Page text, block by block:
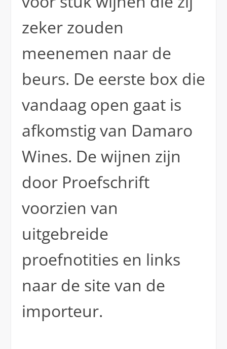
zeker zouden
meenemen naar de
beurs. De eerste box die
vandaag open gaat is
afkomstig van Damaro
Wines. De wijnen zijn
door Proefschrift
voorzien van
uitgebreide
proefnotities en links
naar de site van de
importeur.